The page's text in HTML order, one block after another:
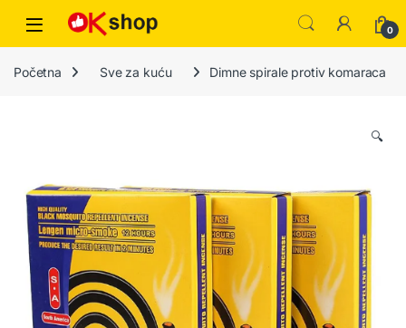
0
Početna Sve za kuću Dimne spirale protiv komaraca
🔍